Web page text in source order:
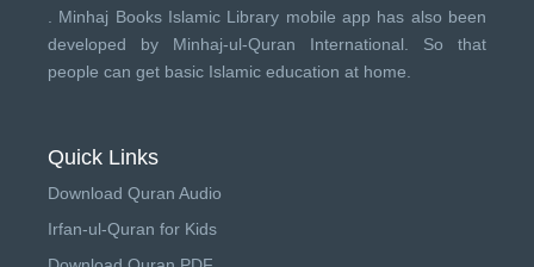
Minhaj Books Islamic Library mobile app has also been
developed by Minhaj-ul-Quran International . So that
people can get basic Islamic education at home.
Quick Links
Download Quran Audio
Irfan-ul-Quran for Kids